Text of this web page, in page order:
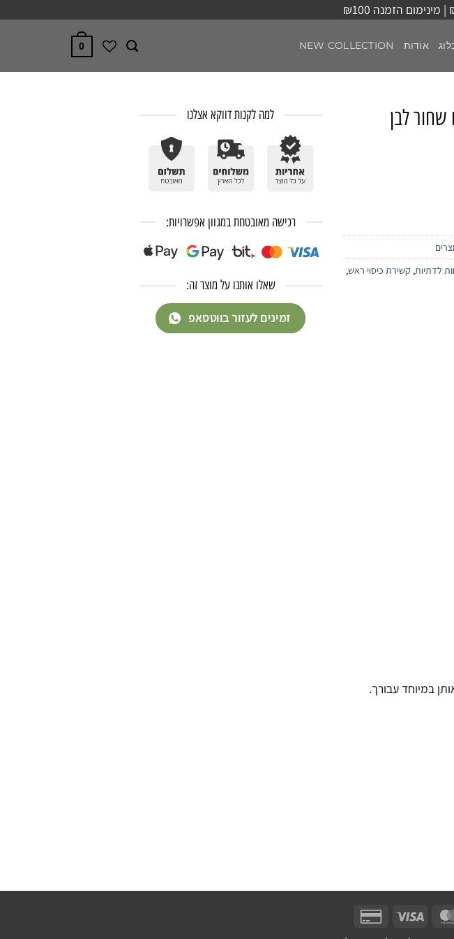
אודות NEW COLLECTION
0
שחור לבן
לדתיות, קשירת כיסוי ראש,
למה לקנות דווקא אצלנו
רכישה מאובטחת במגוון אפשרויות:
שאלו אותנו על מוצר זה:
זמינים לעזור בווטסאפ
במיוחד עבורך.